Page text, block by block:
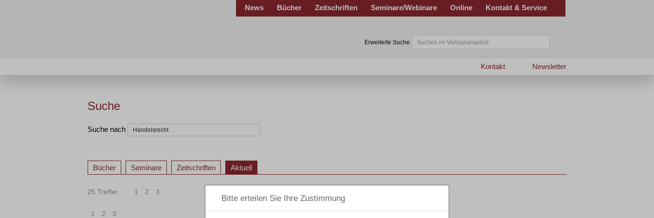
News Bücher Zeitschriften Seminare/Webinare Online Kontakt & Service
Erweiterte Suche
Newsletter
Kontakt
Suche
Suche nach
Bücher Seminare Zeitschriften Aktuell
25 Treffer 1 2 3
1 2 3